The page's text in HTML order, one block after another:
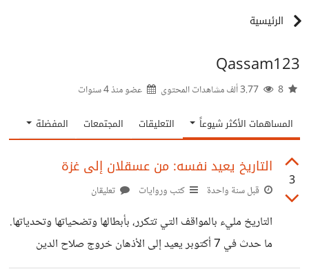
الرئيسية
Qassam123
عضو منذ4 سنوات
المساهمات الأكثر شيوعاً التعليقات المجتمعات المفضلة
3
التاريخ يعيد نفسه: من عسقلان إلى غزة
قبل سنة واحدة كتب وروايات تعليقان
التاريخ مليء بالمواقف التي تتكرر، بأبطالها وتضحياتها وتحدياتها.
ما حدث في 7 أكتوبر يعيد إلى الأذهان خروج صلاح الدين
الأيوبي إلى عسقلان، حيث استولى عليها الصليبيون وسقط فيها